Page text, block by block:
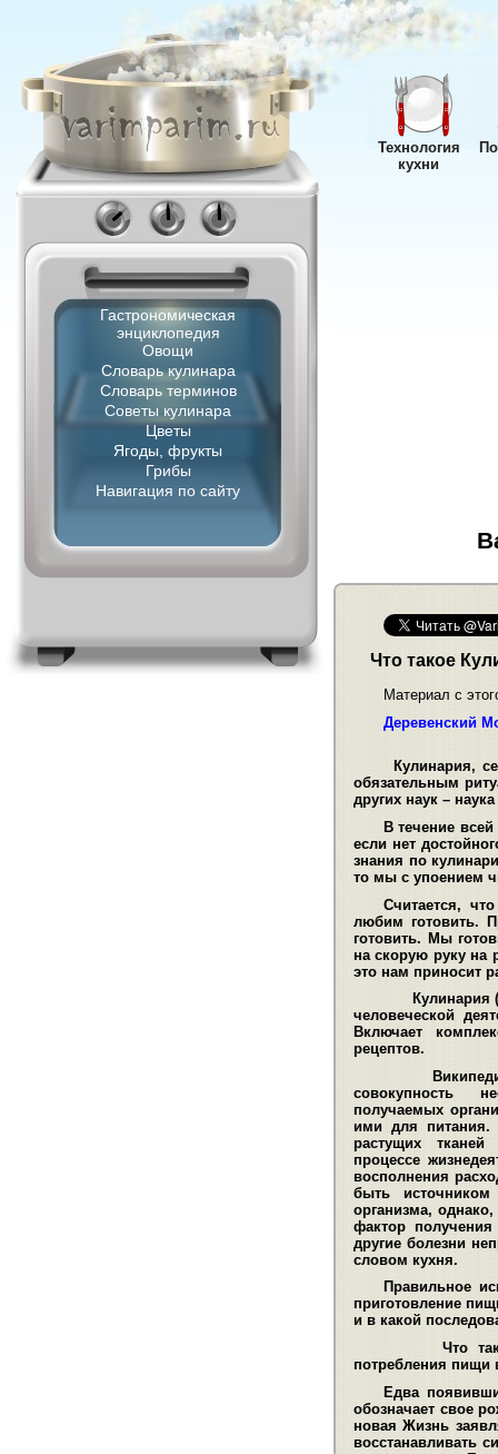
Гастрономическая
энциклопедия
Овощи
Словарь кулинара
Словарь терминов
Советы кулинара
Цветы
Ягоды, фрукты
Грибы
Навигация по сайту
Что такое
Материал с
Деревенский
Кулинария,
обязательным
других наук –
В течение
если нет
знания по
то мы с упоением
Считается,
любим готовить.
готовить. Мы
на скорую руку на
это нам приносит
Кулинария
человеческой
Включает
рецептов.
Википедия
совокупность
получаемых
ими для питания.
растущих
процессе
восполнения
быть источником
организма,
фактор
другие болезни
словом кухня.
Правильное
приготовление
и в какой
Что
потребления пищи
Едва
обозначает свое
новая Жизнь
восстанавливать
Технология
кухни